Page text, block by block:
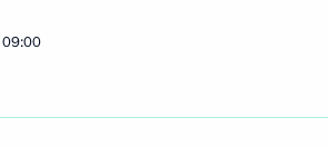
09:00